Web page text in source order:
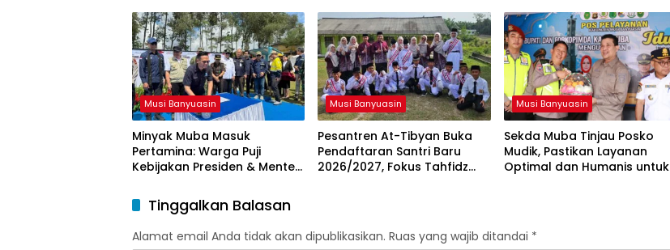
Musi Banyuasin
Minyak Muba Masuk
Pertamina: Warga Puji
Kebijakan Presiden & Menteri
Musi Banyuasin
Pesantren At-Tibyan Buka
Pendaftaran Santri Baru
2026/2027, Fokus Tahfidz
Musi Banyuasin
Sekda Muba Tinjau Posko
Mudik, Pastikan Layanan
Optimal dan Humanis untuk
Tinggalkan Balasan
Alamat email Anda tidak akan dipublikasikan. Ruas yang wajib ditandai *